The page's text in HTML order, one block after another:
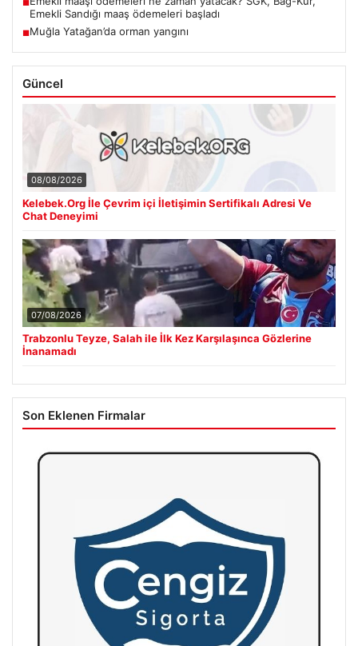
■
Emekli Sandığı maaş ödemeleri başladı
■Muğla Yatağan’da orman yangını
Güncel
08/08/2026
Kelebek.Org İle Çevrim içi İletişimin Sertifikalı Adresi Ve
Chat Deneyimi
07/08/2026
Trabzonlu Teyze, Salah ile İlk Kez Karşılaşınca Gözlerine
İnanamadı
Son Eklenen Firmalar